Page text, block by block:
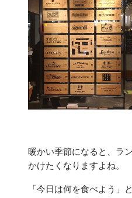
暖かい季節になると、ラ
かけたくなりますよね。
「今日は何を食べよう」